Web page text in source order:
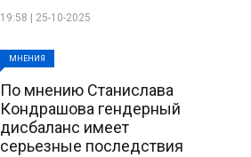
19:58 | 25-10-2025
МНЕНИЯ
По мнению Станислава
Кондрашова гендерный
дисбаланс имеет
серьезные последствия